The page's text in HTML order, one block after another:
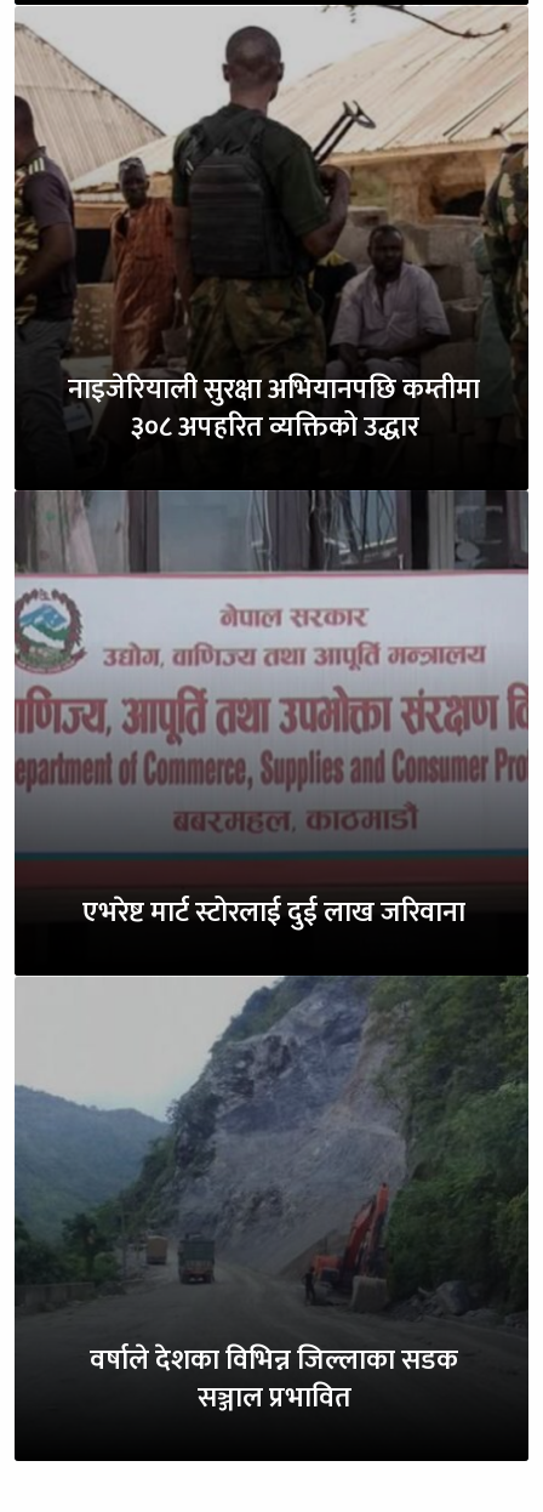
नाइजेरियाली सुरक्षा अभियानपछि कम्तीमा
३०८ अपहरित व्यक्तिको उद्धार
एभरेष्ट मार्ट स्टोरलाई दुई लाख जरिवाना
वर्षाले देशका विभिन्न जिल्लाका सडक
सञ्जाल प्रभावित